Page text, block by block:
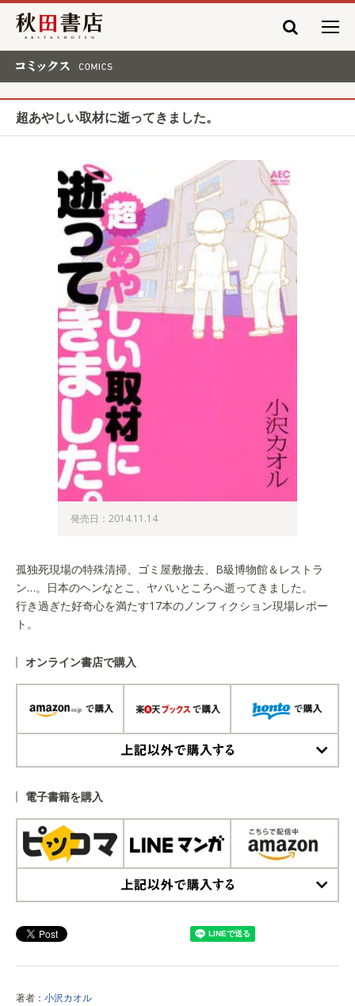
秋田書店
超あやしい取材に逝ってきました。
発売日：2014.11.14
孤独死現場の特殊清掃、ゴミ屋敷撤去、B級博物館＆レストラ
ン…。日本のヘンなとこ、ヤバいところへ逝ってきました。
行き過ぎた好奇心を満たす17本のノンフィクション現場レポー
ト。
オンライン書店で購入
電子書籍を購入
著者： 小沢カオル